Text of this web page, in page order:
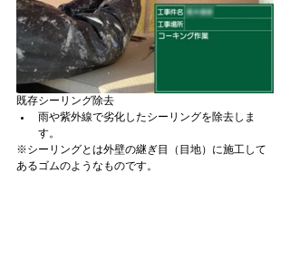
既存シーリング除去
雨や紫外線で劣化したシーリングを除去しま
す。
※シーリングとは外壁の継ぎ目（目地）に施工して
あるゴムのようなものです。